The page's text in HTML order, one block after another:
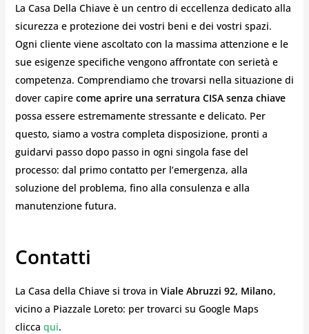
La Casa Della Chiave è un centro di eccellenza dedicato alla
sicurezza e protezione dei vostri beni e dei vostri spazi.
Ogni cliente viene ascoltato con la massima attenzione e le
sue esigenze specifiche vengono affrontate con serietà e
competenza. Comprendiamo che trovarsi nella situazione di
dover capire come aprire una serratura CISA senza chiave
possa essere estremamente stressante e delicato. Per
questo, siamo a vostra completa disposizione, pronti a
guidarvi passo dopo passo in ogni singola fase del
processo: dal primo contatto per l’emergenza, alla
soluzione del problema, fino alla consulenza e alla
manutenzione futura.
Contatti
La Casa della Chiave si trova in Viale Abruzzi 92, Milano,
vicino a Piazzale Loreto: per trovarci su Google Maps
clicca qui.